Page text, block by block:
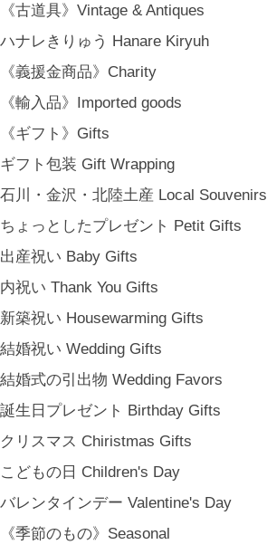
《古道具》Vintage & Antiques
ハナレきりゅう Hanare Kiryuh
《義援金商品》Charity
《輸入品》Imported goods
《ギフト》Gifts
ギフト包装 Gift Wrapping
石川・金沢・北陸土産 Local Souvenirs
ちょっとしたプレゼント Petit Gifts
出産祝い Baby Gifts
内祝い Thank You Gifts
新築祝い Housewarming Gifts
結婚祝い Wedding Gifts
結婚式の引出物 Wedding Favors
誕生日プレゼント Birthday Gifts
クリスマス Chiristmas Gifts
こどもの日 Children's Day
バレンタインデー Valentine's Day
《季節のもの》Seasonal